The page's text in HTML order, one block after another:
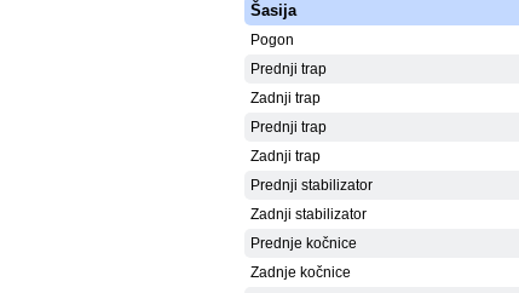
Šasija
Pogon
Prednji trap
Zadnji trap
Prednji trap
Zadnji trap
Prednji stabilizator
Zadnji stabilizator
Prednje kočnice
Zadnje kočnice